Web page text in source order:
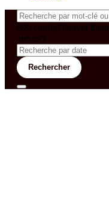
&& config('laravel-
'neves')
Rechercher